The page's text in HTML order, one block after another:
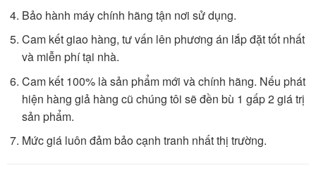
Bảo hành máy chính hãng tận nơi sử dụng.
Cam kết giao hàng, tư vấn lên phương án lắp đặt tốt nhất
và miễn phí tại nhà.
Cam kết 100% là sản phẩm mới và chính hãng. Nếu phát
hiện hàng giả hàng cũ chúng tôi sẽ đền bù 1 gấp 2 giá trị
sản phẩm.
Mức giá luôn đảm bảo cạnh tranh nhất thị trường.